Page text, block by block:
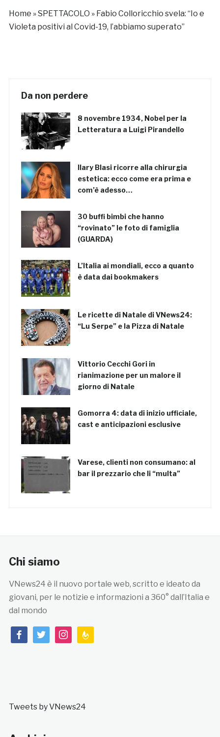
Home »SPETTACOLO » Fabio Colloricchio svela: “Io e
Violeta positivi al Covid-19, l’abbiamo superato”
Da non perdere
8 novembre 1934, Nobel per la
Letteratura a Luigi Pirandello
Ilary Blasi ricorre alla chirurgia
estetica: ecco come era prima e
com’è adesso…
30 buffi bimbi che hanno
“rovinato” le foto di famiglia
(GUARDA)
L’Italia ai mondiali, ecco a quanto
è data dai bookmakers
Le ricette di Natale di VNews24:
“Lu Serpe” e la Pizza di Natale
Vittorio Cecchi Gori in
rianimazione per un malore il
giorno di Natale
Gomorra 4: data di inizio ufficiale,
cast e anticipazioni esclusive
Varese, clienti non consumano: al
bar il prezzario che li “multa”
Chi siamo
VNews24 è il nuovo portale web, scritto e ideato da
giovani, per le notizie e informazioni a 360° dall’Italia e
dal mondo
facebooktwitterinstagramfeedburner
Tweets by VNews24